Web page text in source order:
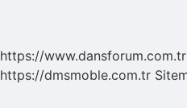
https://www.dansforum.com.tr
https://dmsmoble.com.tr